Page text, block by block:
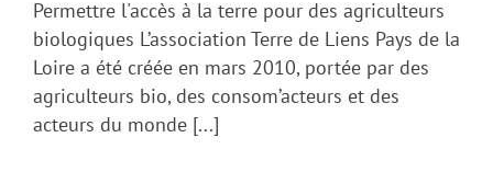
Permettre l'accès à la terre pour des agriculteurs
biologiques L’association Terre de Liens Pays de la
Loire a été créée en mars 2010, portée par des
agriculteurs bio, des consom’acteurs et des
acteurs du monde [...]